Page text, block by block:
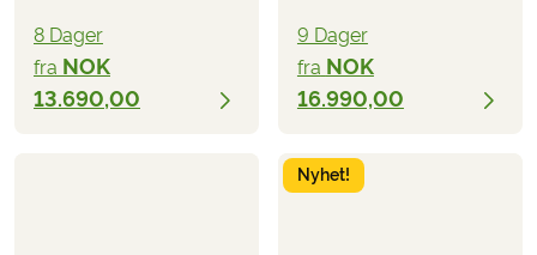
8 Dager
fra NOK
13.690,00
9 Dager
fra NOK
16.990,00
Nyhet!